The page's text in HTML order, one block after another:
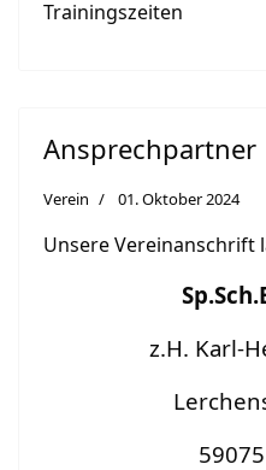
Trainingszeiten
Ansprechpartner
Verein 01. Oktober 2024
Unsere Vereinanschrift
z.H. Karl-